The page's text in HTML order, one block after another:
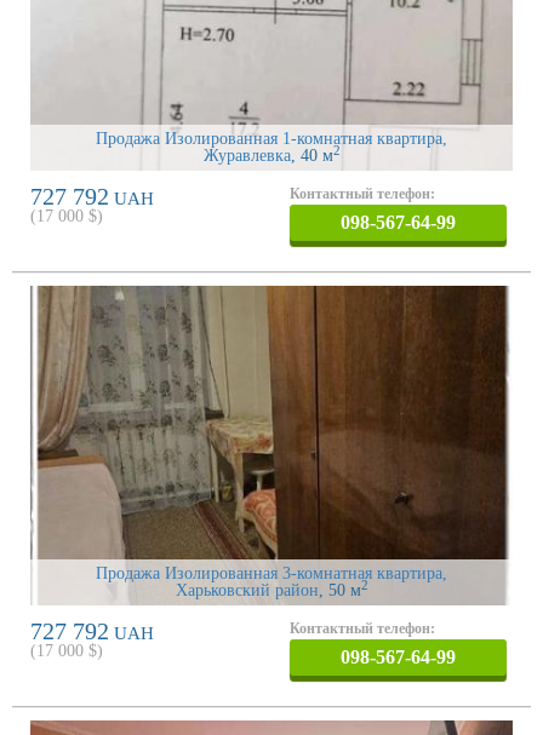
Продажа Изолированная 1-комнатная квартира,
Журавлевка, 40 м2
727 792 UAH
(17 000 $)
Контактный телефон:
098-567-64-99
Продажа Изолированная 3-комнатная квартира,
Харьковский район, 50 м2
727 792 UAH
(17 000 $)
Контактный телефон:
098-567-64-99